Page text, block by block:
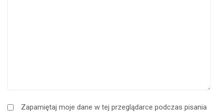
Zapamiętaj moje dane w tej przeglądarce podczas pisania